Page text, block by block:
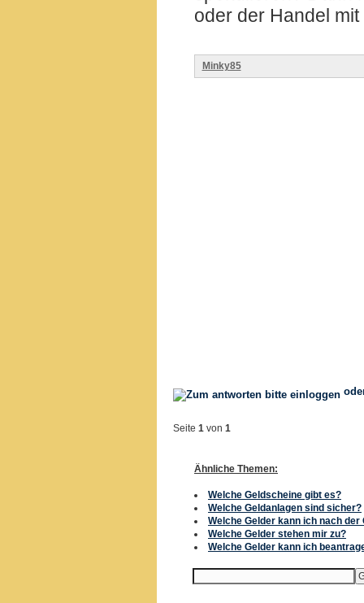
oder der Handel
Minky85
Seite 1 von 1
Ähnliche Themen:
Welche Geldscheine gibt es?
Welche Geldanlagen sind sicher?
Welche Gelder kann ich nach der
Welche Gelder stehen mir zu?
Welche Gelder kann ich